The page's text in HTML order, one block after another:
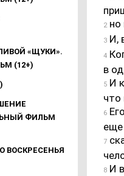
«ЩУКИ».
(12+)
ФИЛЬМ
ВОСКРЕСЕНЬЯ
2но
3 И,
4
в
5 И
6
еще
7
8 И